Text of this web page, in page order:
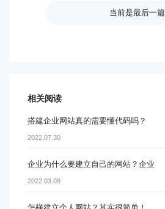
当前是最后一篇
相关阅读
搭建企业网站真的需要懂代码吗？
2022.07.30
企业为什么要建立自己的网站？企业
2022.03.08